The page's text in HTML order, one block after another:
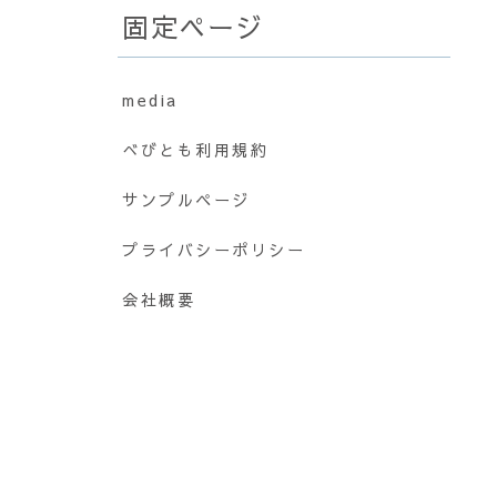
固定ページ
media
べびとも利用規約
サンプルページ
プライバシーポリシー
会社概要